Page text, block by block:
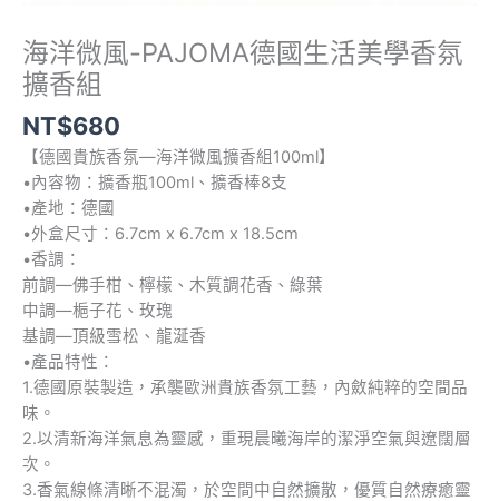
海洋微風-PAJOMA德國生活美學香氛
擴香組
NT$680
【德國貴族香氛―海洋微風擴香組100ml】
•內容物：擴香瓶100ml、擴香棒8支
•產地：德國
•外盒尺寸：6.7cm x 6.7cm x 18.5cm
•香調：
前調―佛手柑、檸檬、木質調花香、綠葉
中調―梔子花、玫瑰
基調―頂級雪松、龍涎香
•產品特性：
1.德國原裝製造，承襲歐洲貴族香氛工藝，內斂純粹的空間品
味。
2.以清新海洋氣息為靈感，重現晨曦海岸的潔淨空氣與遼闊層
次。
3.香氣線條清晰不混濁，於空間中自然擴散，優質自然療癒靈
海
洋
微
風-
PAJOMA
德
國
生
活
美
學
香
氛
擴
香
組
數
量